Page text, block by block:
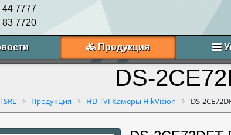
44 7777
83 7720
Продукция
DS-
SRL Продукция HD-TVI Камеры HikVision DS-